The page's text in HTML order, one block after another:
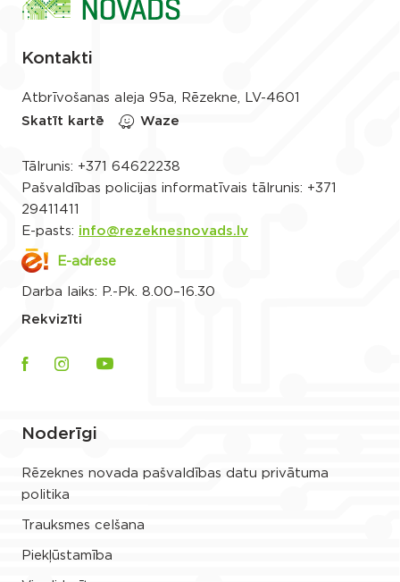
Kontakti
Atbrīvošanas aleja 95a, Rēzekne, LV-4601
Skatīt kartē
Waze
Tālrunis: +371 64622238
Pašvaldības policijas informatīvais tālrunis: +371
29411411
E-pasts: info@rezeknesnovads.lv
E-adrese
Darba laiks: P.-Pk. 8.00–16.30
Rekvizīti
Noderīgi
Rēzeknes novada pašvaldības datu privātuma
politika
Trauksmes celšana
Piekļūstamība